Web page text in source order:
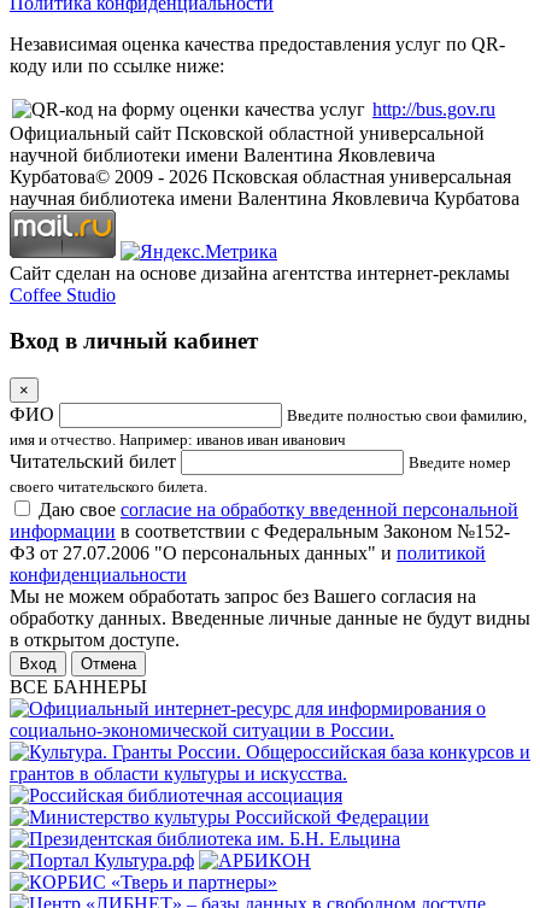
Независимая оценка качества предоставления услуг по QR-
коду или по ссылке ниже:
http://bus.gov.ru
Официальный сайт Псковской областной универсальной
научной библиотеки имени Валентина Яковлевича
Курбатова© 2009 - 2026 Псковская областная универсальная
научная библиотека имени Валентина Яковлевича Курбатова
Сайт сделан на основе дизайна агентства интернет-рекламы
Coffee Studio
Вход в личный кабинет
×
ФИО
Введите полностью свои фамилию,
имя и отчество. Например: иванов иван иванович
Читательский билет
Введите номер
своего читательского билета.
Даю свое согласие на обработку введенной персональной
информации в соответствии с Федеральным Законом №152-
ФЗ от 27.07.2006 "О персональных данных" и политикой
конфиденциальности
Мы не можем обработать запрос без Вашего согласия на
обработку данных. Введенные личные данные не будут видны
в открытом доступе.
Отмена
ВСЕ БАННЕРЫ